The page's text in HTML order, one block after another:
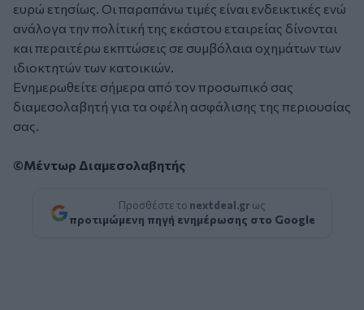
ευρώ ετησίως. Οι παραπάνω τιμές είναι ενδεικτικές ενώ
ανάλογα την πολίτική της εκάστου εταιρείας δίνονται
και περαιτέρω εκπτώσεις σε συμβόλαια οχημάτων των
ιδιοκτητών των κατοικιών.
Ενημερωθείτε σήμερα από τον προσωπικό σας
διαμεσολαβητή για τα οφέλη ασφάλισης της περιουσίας
σας.
©Μέντωρ Διαμεσολαβητής
Προσθέστε το nextdeal.gr ως
προτιμώμενη πηγή ενημέρωσης στο Google